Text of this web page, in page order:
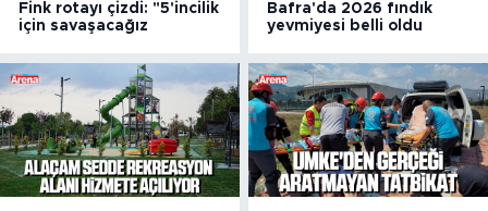
Fink rotayı çizdi: "5'incilik
için savaşacağız
Bafra'da 2026 fındık
yevmiyesi belli oldu